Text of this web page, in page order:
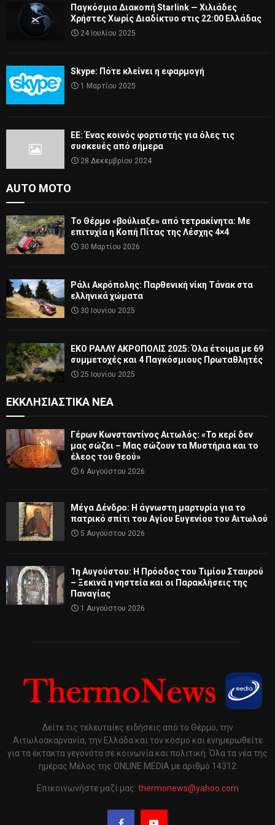
Παγκόσμια Διακοπή Starlink — Χιλιάδες
Χρήστες Χωρίς Διαδίκτυο στις 22:00 Ελλάδας
24 Ιουλίου 2025
Skype: Πότε κλείνει η εφαρμογή
1 Μαρτίου 2025
ΕΕ: Ένας κοινός φορτιστής για όλες τις
συσκευές από σήμερα
28 Δεκεμβρίου 2024
AUTO MOTO
Το Θέρμο «βούλιαξε» από τετρακίνητα: Με
επιτυχία η Κοπή Πίτας της Λέσχης 4×4
30 Μαρτίου 2026
Ράλι Ακρόπολης: Παρθενική νίκη Τάνακ στα
ελληνικά χώματα
30 Ιουνίου 2025
ΕΚΟ ΡΑΛΛΥ ΑΚΡΟΠΟΛΙΣ 2025: Όλα έτοιμα με 69
συμμετοχές και 4 Παγκόσμιους Πρωταθλητές
25 Ιουνίου 2025
ΕΚΚΛΗΣΙΑΣΤΙΚΆ ΝΈΑ
Γέρων Κωνσταντίνος Αιτωλός: «Το κερί δεν
μας σώζει – Μας σώζουν τα Μυστήρια και το
έλεος του Θεού»
6 Αυγούστου 2026
Μέγα Δένδρο: Η άγνωστη μαρτυρία για το
πατρικό σπίτι του Αγίου Ευγενίου του Αιτωλού
5 Αυγούστου 2026
1η Αυγούστου: Η Πρόοδος του Τιμίου Σταυρού
– Ξεκινά η νηστεία και οι Παρακλήσεις της
Παναγίας
1 Αυγούστου 2026
Δείτε τις τελευταίες ειδήσεις από το Θέρμο, την
Αιτωλοακαρνανία, την Ελλάδα και τον κόσμο και ενημερωθείτε
για τα έκτακτα γεγονότα σε κοινωνία και πολιτική. Όλα τα νέα της
ημέρας Μέλος της ONLINE MEDIA με αριθμό 14312
Επικοινωνήστε μαζί μας: thermonews@yahoo.com